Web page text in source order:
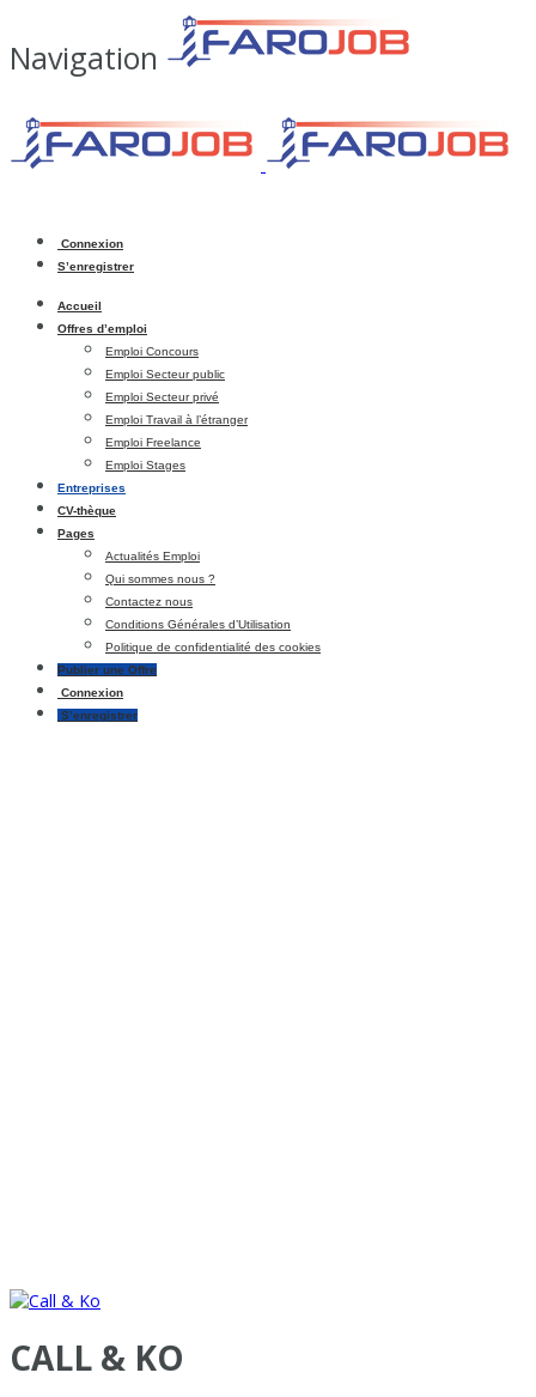
Navigation
Connexion
S’enregistrer
Accueil
Offres d’emploi
Emploi Concours
Emploi Secteur public
Emploi Secteur privé
Emploi Travail à l’étranger
Emploi Freelance
Emploi Stages
Entreprises
CV-thèque
Pages
Actualités Emploi
Qui sommes nous ?
Contactez nous
Conditions Générales d’Utilisation
Politique de confidentialité des cookies
Publier une Offre
Connexion
S’enregistrer
CALL & KO